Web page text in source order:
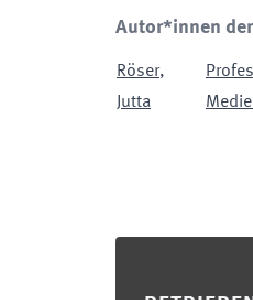
Autor*innen
Röser,
Jutta